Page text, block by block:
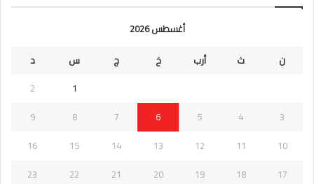
أغسطس 2026
ن
ث أرب خ ج س
د
1
2
3
4
5
6
7
8
9
10
11
12
13
14
15
16
17
18
19
20
21
22
23